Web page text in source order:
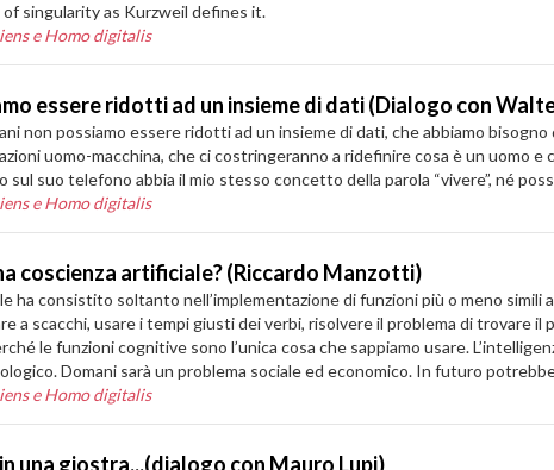
singularity as Kurzweil defines it.
e Homo digitalis
essere ridotti ad un insieme di dati (Dialogo con
non possiamo essere ridotti ad un insieme di dati, che abbiamo
uomo-macchina, che ci costringeranno a ridefinire cosa è un uomo
sul suo telefono abbia il mio stesso concetto della parola “vivere”, né
e Homo digitalis
coscienza artificiale? (Riccardo Manzotti)
ha consistito soltanto nell’implementazione di funzioni più o meno
a scacchi, usare i tempi giusti dei verbi, risolvere il problema di trovare
le funzioni cognitive sono l’unica cosa che sappiamo usare.
Domani sarà un problema sociale ed economico. In futuro
e Homo digitalis
una giostra...(dialogo con Mauro Lupi)